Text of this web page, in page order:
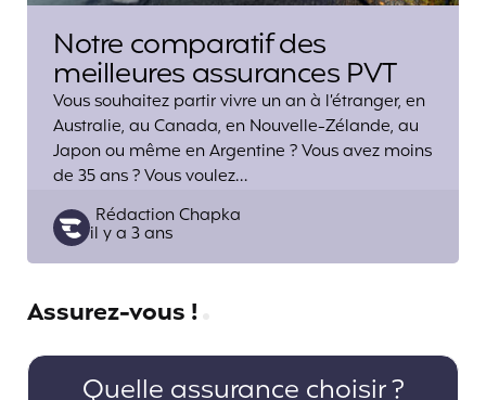
Notre comparatif des
meilleures assurances PVT
Vous souhaitez partir vivre un an à l’étranger, en
Australie, au Canada, en Nouvelle-Zélande, au
Japon ou même en Argentine ? Vous avez moins
de 35 ans ? Vous voulez…
Posted
by
Rédaction Chapka
il y a 3 ans
Assurez-vous !